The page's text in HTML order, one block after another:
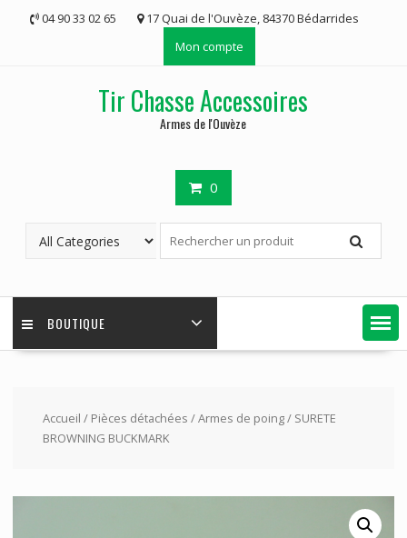
04 90 33 02 65
17 Quai de l'Ouvèze, 84370 Bédarrides
Mon compte
Tir Chasse Accessoires
Armes de l'Ouvèze
0
BOUTIQUE
Accueil / Pièces détachées /Armes de poing/ SURETE
BROWNING BUCKMARK